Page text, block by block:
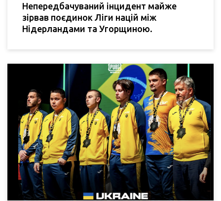
Непередбачуваний інцидент майже
зірвав поєдинок Ліги націй між
Нідерландами та Угорщиною.